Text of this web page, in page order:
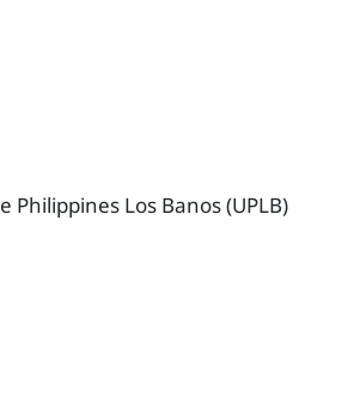
Los Banos (UPLB)